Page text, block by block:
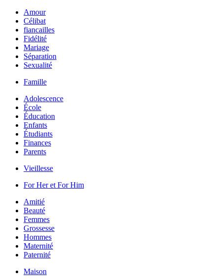
Amour
Célibat
fiancailles
Fidélité
Mariage
Séparation
Sexualité
Famille
Adolescence
École
Éducation
Enfants
Étudiants
Finances
Parents
Vieillesse
For Her et For Him
Amitié
Beauté
Femmes
Grossesse
Hommes
Maternité
Paternité
Maison